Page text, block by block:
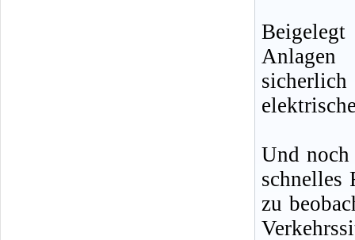
Anlagen
Und
schnelles
zu